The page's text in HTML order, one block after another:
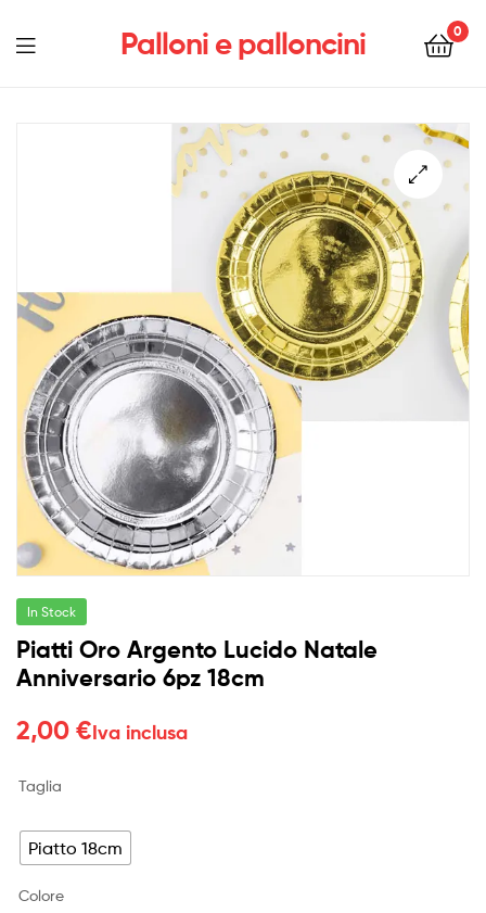
Palloni e palloncini 0
Menu
In Stock
Piatti Oro Argento Lucido Natale
Anniversario 6pz 18cm
2,00 €Iva inclusa
Taglia
Piatto 18cm
Colore